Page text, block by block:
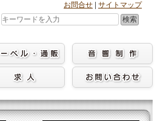
お問合せ
サイトマップ
検索